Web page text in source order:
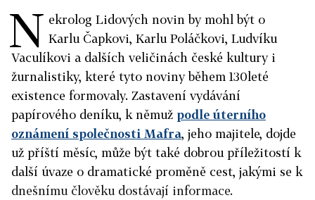
N ekrolog Lidových novin by mohl být o
Karlu Čapkovi, Karlu Poláčkovi, Ludvíku
Vaculíkovi a dalších veličinách české kultury i
žurnalistiky, které tyto noviny během 130leté
existence formovaly. Zastavení vydávání
papírového deníku, k němuž podle úterního
oznámení společnosti Mafra, jeho majitele, dojde
už příští měsíc, může být také dobrou příležitostí k
další úvaze o dramatické proměně cest, jakými se k
dnešnímu člověku dostávají informace.